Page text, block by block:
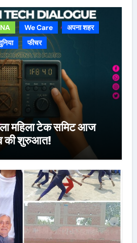
We Care
अपना शहर
फीचर
महिला टेक समिट आज
की शुरुआत!